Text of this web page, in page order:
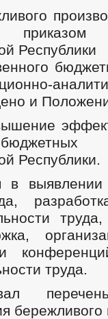
Республики
и
Республики.
в выявлении
труда.
перечень
бережливого